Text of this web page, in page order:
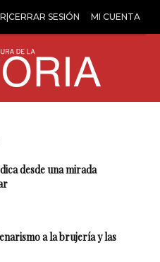
SESIÓN MI CUENTA
desde una mirada
a la brujería y las